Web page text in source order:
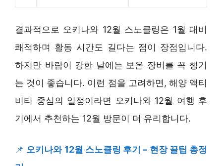
결과적으로 오키나와 12월 스노클링은 1월 대비
쾌적하며 활동 시간도 길다는 점이 장점입니다.
하지만 바람이 강한 날에는 보온 장비를 꼭 챙기
는 것이 좋습니다. 이런 점을 고려하면, 해양 액티
비티 중심의 일정이라면 오키나와 12월 여행 후
기에서 추천하는 12월 방문이 더 유리합니다.
📌 오키나와 12월 스노클링 후기 – 현장 꿀팁 총정